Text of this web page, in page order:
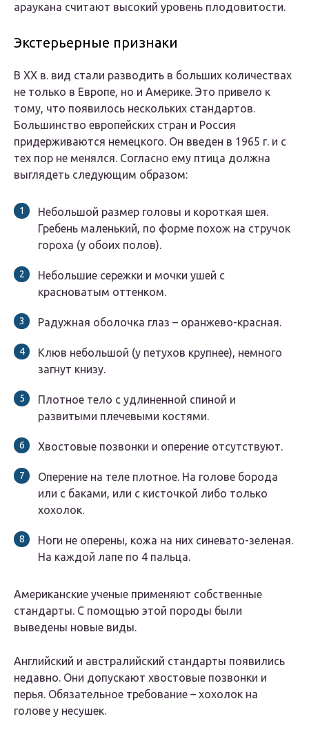
араукана считают высокий уровень плодовитости.
Экстерьерные признаки
В ХХ в. вид стали разводить в больших количествах
не только в Европе, но и Америке. Это привело к
тому, что появилось нескольких стандартов.
Большинство европейских стран и Россия
придерживаются немецкого. Он введен в 1965 г. и с
тех пор не менялся. Согласно ему птица должна
выглядеть следующим образом:
Небольшой размер головы и короткая шея.
Гребень маленький, по форме похож на стручок
гороха (у обоих полов).
Небольшие сережки и мочки ушей с
красноватым оттенком.
Радужная оболочка глаз – оранжево-красная.
Клюв небольшой (у петухов крупнее), немного
загнут книзу.
Плотное тело с удлиненной спиной и
развитыми плечевыми костями.
Хвостовые позвонки и оперение отсутствуют.
Оперение на теле плотное. На голове борода
или с баками, или с кисточкой либо только
хохолок.
Ноги не оперены, кожа на них синевато-зеленая.
На каждой лапе по 4 пальца.
Американские ученые применяют собственные
стандарты. С помощью этой породы были
выведены новые виды.
Английский и австралийский стандарты появились
недавно. Они допускают хвостовые позвонки и
перья. Обязательное требование – хохолок на
голове у несушек.